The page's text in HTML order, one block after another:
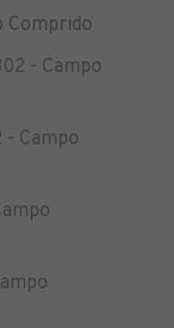
Comprido
- Campo
- Campo